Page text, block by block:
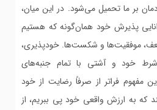
بر ما تحمیل می‌شود. در این میان،
پذیرش خود همان‌گونه که هستیم
موفقیت‌ها و شکست‌ها. خودپذیری،
خود و آشتی با تمام جنبه‌های
فراتر از صرفاً رضایت از خود
که به ارزش واقعی خود پی ببریم، از